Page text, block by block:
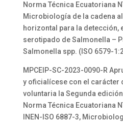
Norma Técnica Ecuatoriana
Microbiología de la cadena
horizontal para la detección,
serotipado de Salmonella –
Salmonella spp. (ISO 6579-
MPCEIP-SC-2023-0090-R
y oficialícese con el carácter
voluntaria la Segunda
Norma Técnica Ecuatoriana
INEN-ISO 6887-3,